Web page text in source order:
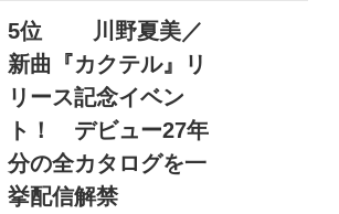
5位
川野夏美／
新曲『カクテル』リ
リース記念イベン
ト！ デビュー27年
分の全カタログを一
挙配信解禁